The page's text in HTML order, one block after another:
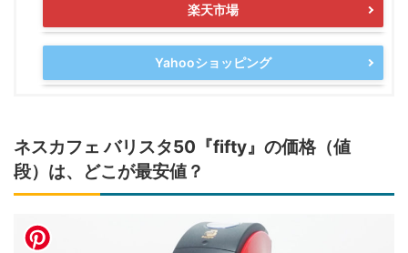
楽天市場
Yahooショッピング
ネスカフェ バリスタ50『fifty』の価格（値
段）は、どこが最安値？